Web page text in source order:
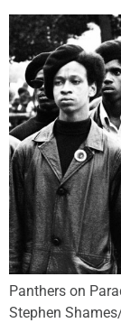
Panthers on
Stephen